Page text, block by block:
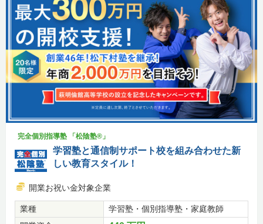
完全個別指導塾 「松陰塾®」
学習塾と通信制サポート校を組み合わせた新
しい教育スタイル！
開業お祝い金対象企業
業種
学習塾・個別指導塾・家庭教師